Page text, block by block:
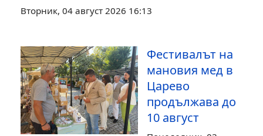
Вторник, 04 август 2026 16:13
Фестивалът на
мановия мед в
Царево
продължава до
10 август